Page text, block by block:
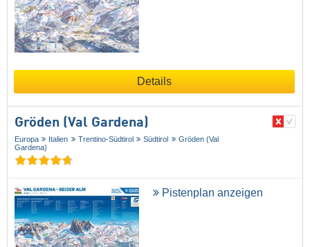
Details
Gröden (Val Gardena)
Europa Italien Trentino-Südtirol Südtirol
Gröden (Val
Gardena)
Pistenplan anzeigen